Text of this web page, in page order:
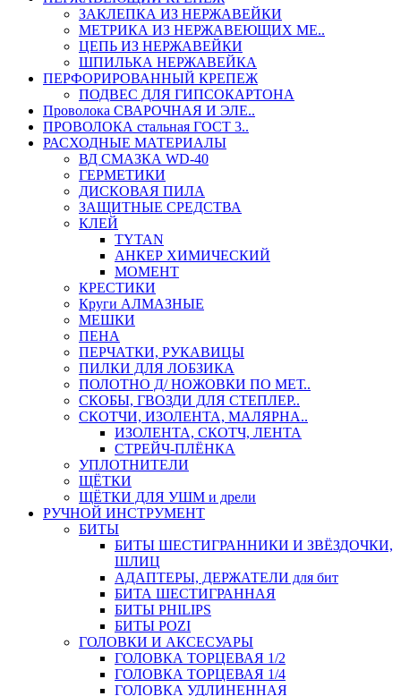
ЗАКЛЕПКА ИЗ НЕРЖАВЕЙКИ
МЕТРИКА ИЗ НЕРЖАВЕЮЩИХ МЕ..
ЦЕПЬ ИЗ НЕРЖАВЕЙКИ
ШПИЛЬКА НЕРЖАВЕЙКА
ПЕРФОРИРОВАННЫЙ КРЕПЕЖ
ПОДВЕС ДЛЯ ГИПСОКАРТОНА
Проволока СВАРОЧНАЯ И ЭЛЕ..
ПРОВОЛОКА стальная ГОСТ 3..
РАСХОДНЫЕ МАТЕРИАЛЫ
ВД СМАЗКА WD-40
ГЕРМЕТИКИ
ДИСКОВАЯ ПИЛА
ЗАЩИТНЫЕ СРЕДСТВА
КЛЕЙ
TYTAN
АНКЕР ХИМИЧЕСКИЙ
МОМЕНТ
КРЕСТИКИ
Круги АЛМАЗНЫЕ
МЕШКИ
ПЕНА
ПЕРЧАТКИ, РУКАВИЦЫ
ПИЛКИ ДЛЯ ЛОБЗИКА
ПОЛОТНО Д/ НОЖОВКИ ПО МЕТ..
СКОБЫ, ГВОЗДИ ДЛЯ СТЕПЛЕР..
СКОТЧИ, ИЗОЛЕНТА, МАЛЯРНА..
ИЗОЛЕНТА, СКОТЧ, ЛЕНТА
СТРЕЙЧ-ПЛЁНКА
УПЛОТНИТЕЛИ
ЩЁТКИ
ЩЁТКИ ДЛЯ УШМ и дрели
РУЧНОЙ ИНСТРУМЕНТ
БИТЫ
БИТЫ ШЕСТИГРАННИКИ И ЗВЁЗДОЧКИ,
ШЛИЦ
АДАПТЕРЫ, ДЕРЖАТЕЛИ для бит
БИТА ШЕСТИГРАННАЯ
БИТЫ PHILIPS
БИТЫ POZI
ГОЛОВКИ И АКСЕСУАРЫ
ГОЛОВКА ТОРЦЕВАЯ 1/2
ГОЛОВКА ТОРЦЕВАЯ 1/4
ГОЛОВКА УДЛИНЕННАЯ